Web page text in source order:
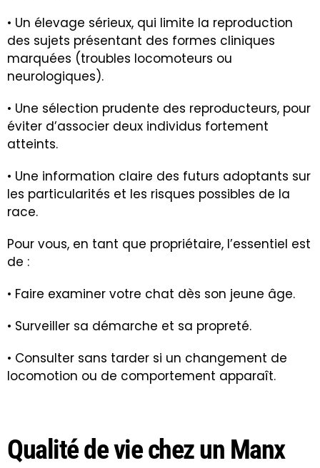
• Un élevage sérieux, qui limite la reproduction
des sujets présentant des formes cliniques
marquées (troubles locomoteurs ou
neurologiques).
• Une sélection prudente des reproducteurs, pour
éviter d’associer deux individus fortement
atteints.
• Une information claire des futurs adoptants sur
les particularités et les risques possibles de la
race.
Pour vous, en tant que propriétaire, l’essentiel est
de :
• Faire examiner votre chat dès son jeune âge.
• Surveiller sa démarche et sa propreté.
• Consulter sans tarder si un changement de
locomotion ou de comportement apparaît.
Qualité de vie chez un Manx